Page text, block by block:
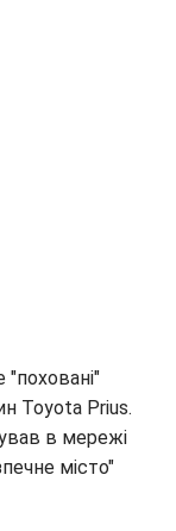
Toyota Prius.
в мережі
місто"